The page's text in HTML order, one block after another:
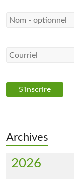
Archives
2026